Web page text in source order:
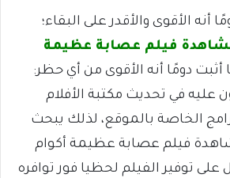
أنه الأقوى والأقدر على البقاء؛
فيلم عصابة عظيمة
أثبت دومًا أنه الأقوى من أي حظر:
عليه في تحديث مكتبة الأفلام
الخاصة بالموقع، لذلك يبحث
فيلم عصابة عظيمة أكوام
على توفير الفيلم لحظيا فور توافره